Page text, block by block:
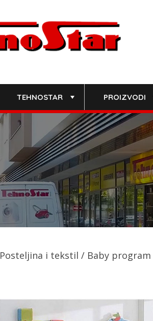
TEHNOSTAR PROIZVODI
Posteljina i tekstil / Baby program